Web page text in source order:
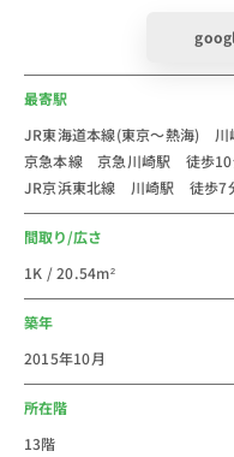
では約7分でアクセス
川崎駅周辺には、ラゾ
ピングセンター、アト
ーズ、ラ チッタデッラ
ミューザ川崎があり年
ただけます。ショッピ
業施設の数は、神奈川
銀座街店、つけめん 三
などがあり、チェーン
法人のご利用は社宅・
かもしれません。新人
最寄駅
JR東海道本線(東京～熱海)
京急本線 京急川崎駅 徒歩10
JR京浜東北線 川崎駅 徒歩7
間取り/広さ
1K / 20.54m²
築年
2015年10月
所在階
13階